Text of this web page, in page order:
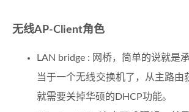
无线AP-Client角色
LAN bridge : 网桥，简单的说就是
当于一个无线交换机了，从主路由
就需要关掉华硕的DHCP功能。